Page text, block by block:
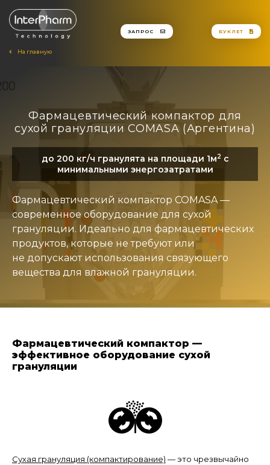
На главную
ЗАПРОС БУКЛЕТ
Фармацевтический компактор для
сухой грануляции COMASA (Аргентина)
до 200 кг/ч гранулята на площади 1м2 с
минимальными энергозатратами
Фармацевтический компактор COMASA —
современное оборудование для сухой
грануляции. Идеально для фармацевтических
продуктов, которые не требуют или
не допускают использования связующего
вещества для влажной грануляции.
Фармацевтический компактор —
эффективное оборудование сухой
грануляции
Сухая грануляция (компактирование) — это чрезвычайно